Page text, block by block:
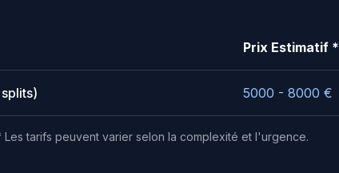
Prix Estimatif *
5000 - 8000 €
Les tarifs peuvent varier selon la complexité et l'urgence.